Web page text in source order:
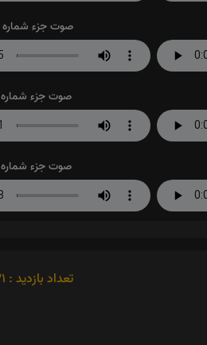
صوت جزء شماره 23
صوت جزء شماره 26
صوت جزء شماره 29
تعداد بازدید : 331